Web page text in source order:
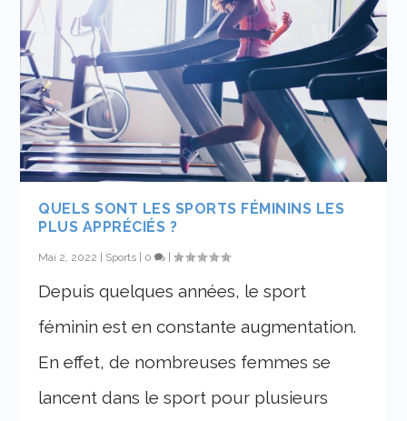
QUELS SONT LES SPORTS FÉMININS LES
PLUS APPRÉCIÉS ?
Mai 2, 2022 | Sports | 0 |
Depuis quelques années, le sport
féminin est en constante augmentation.
En effet, de nombreuses femmes se
lancent dans le sport pour plusieurs